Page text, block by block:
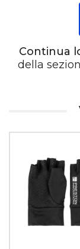
Continua
della